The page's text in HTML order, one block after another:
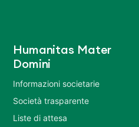
Humanitas Mater
Domini
Informazioni societarie
Società trasparente
Liste di attesa